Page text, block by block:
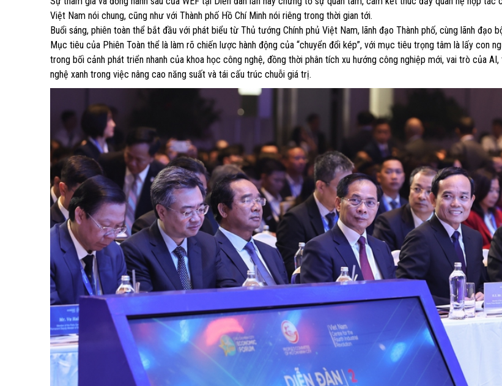
Việt Nam nói chung, cũng như với Thành phố Hồ Chí Minh nói riêng trong thời gian tới.
Buổi sáng, phiên toàn thể bắt đầu với phát biểu từ Thủ tướng Chính phủ Việt Nam, lãnh đạo Thành phố, cùng lãnh đạo
Mục tiêu của Phiên Toàn thể là làm rõ chiến lược hành động của “chuyển đổi kép”, với mục tiêu trọng tâm là lấy con
trong bối cảnh phát triển nhanh của khoa học công nghệ, đồng thời phân tích xu hướng công nghiệp mới, vai trò của
nghệ xanh trong việc nâng cao năng suất và tái cấu trúc chuỗi giá trị.